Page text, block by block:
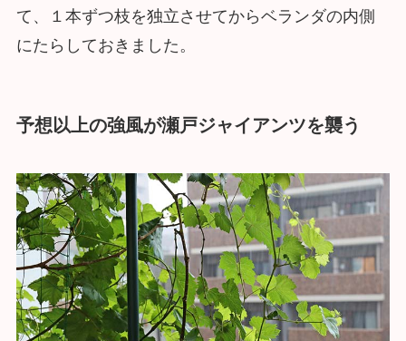
て、１本ずつ枝を独立させてからベランダの内側
にたらしておきました。
予想以上の強風が瀬戸ジャイアンツを襲う